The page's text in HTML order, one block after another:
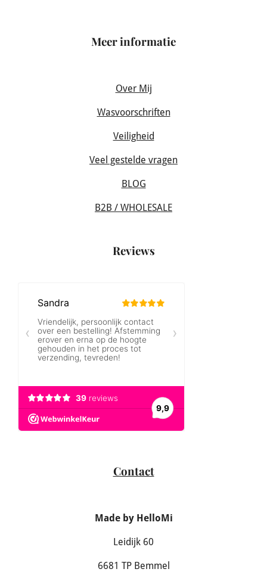
Meer informatie
Over Mij
Wasvoorschriften
Veiligheid
Veel gestelde vragen
BLOG
B2B / WHOLESALE
Reviews
Contact
Made by HelloMi
Leidijk 60
6681 TP Bemmel